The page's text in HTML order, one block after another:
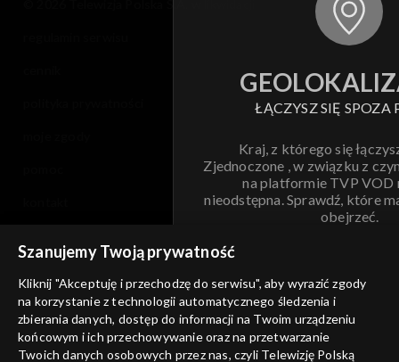
ŁĄCZYSZ SIĘ SPOZA
Kraj, z którego się
Zjednoczone , w związku z
na platformie TVP VOD
nieodstępna. Sprawdź, które
obejrzeć.
ANULUJ
informacje o dostawcy usług
Szanujemy Twoją prywatność
Kliknij "Akceptuję i przechodzę do serwisu", aby wyrazić zgody
na korzystanie z technologii automatycznego śledzenia i
zbierania danych, dostęp do informacji na Twoim urządzeniu
końcowym i ich przechowywanie oraz na przetwarzanie
Twoich danych osobowych przez nas, czyli Telewizję Polską